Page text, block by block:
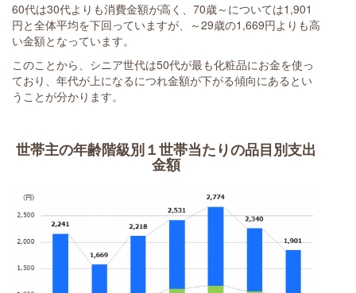
60代は30代よりも消費金額が高く、70歳～については1,901
円と全体平均を下回っていますが、～29歳の1,669円よりも高
い金額となっています。
このことから、シニア世代は50代が最も化粧品にお金を使っ
ており、年代が上になるにつれ金額が下がる傾向にあるとい
うことが分かります。
世帯主の年齢階級別１世帯当たりの品目別支出
金額